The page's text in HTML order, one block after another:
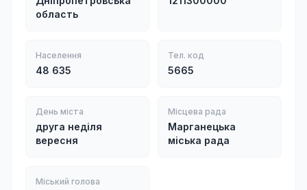
область
Населення
48 635
Тел. код
5665
День міста
друга неділя
вересня
Місцева рада
Марганецька
міська рада
Міський голова